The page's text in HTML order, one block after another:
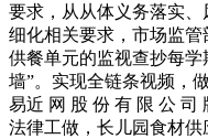
要求，从从体义务落实
细化相关要求，市场监管
供餐单元的监视查抄每学
墙”。实现全链条视频，
易近 网 股 份 有 限 公 司
法律工做，长儿园食材